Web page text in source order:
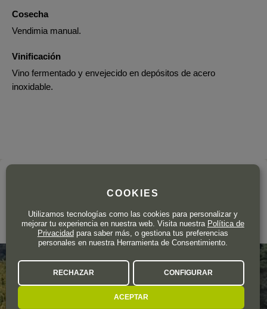
Cosecha
Vendimia manual.
Vinificación
Vino fermentado y envejecido en depósitos de acero
inoxidable.
THOMAS FARGE
IGP Collines Rhodaniennes
COOKIES
Utilizamos tecnologías como las cookies para personalizar y
mejorar tu experiencia en nuestra web. Visita nuestra Política de
Privacidadpara saber más, o gestiona tus preferencias
personales en nuestra Herramienta de Consentimiento.
RECHAZAR CONFIGURAR
ACEPTAR